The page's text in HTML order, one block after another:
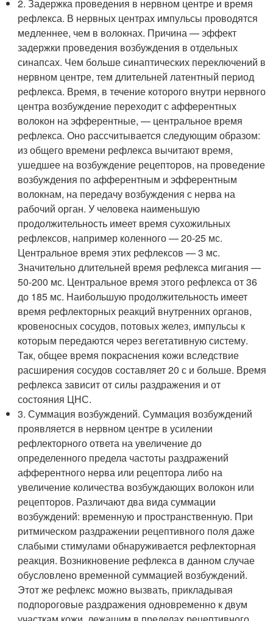
2. Задержка проведения в нервном центре и время
рефлекса. В нервных центрах импульсы проводятся
медленнее, чем в волокнах. Причина — эффект
задержки проведения возбуждения в отдельных
синапсах. Чем больше синаптических переключений в
нервном центре, тем длительней латентный период
рефлекса. Время, в течение которого внутри нервного
центра возбуждение переходит с афферентных
волокон на эфферентные, — центральное время
рефлекса. Оно рассчитывается следующим образом:
из общего времени рефлекса вычитают время,
ушедшее на возбуждение рецепторов, на проведение
возбуждения по афферентным и эфферентным
волокнам, на передачу возбуждения с нерва на
рабочий орган. У человека наименьшую
продолжительность имеет время сухожильных
рефлексов, например коленного — 20-25 мс.
Центральное время этих рефлексов — 3 мс.
Значительно длительней время рефлекса мигания —
50-200 мс. Центральное время этого рефлекса от 36
до 185 мс. Наибольшую продолжительность имеет
время рефлекторных реакций внутренних органов,
кровеносных сосудов, потовых желез, импульсы к
которым передаются через вегетативную систему.
Так, общее время покраснения кожи вследствие
расширения сосудов составляет 20 с и больше. Время
рефлекса зависит от силы раздражения и от
состояния ЦНС.
3. Суммация возбуждений. Суммация возбуждений
проявляется в нервном центре в усилении
рефлекторного ответа на увеличение до
определенного предела частоты раздражений
афферентного нерва или рецептора либо на
увеличение количества возбуждающих волокон или
рецепторов. Различают два вида суммации
возбуждений: временную и пространственную. При
ритмическом раздражении рецептивного поля даже
слабыми стимулами обнаруживается рефлекторная
реакция. Возникновение рефлекса в данном случае
обусловлено временной суммацией возбуждений.
Этот же рефлекс можно вызвать, прикладывая
подпороговые раздражения одновременно к двум